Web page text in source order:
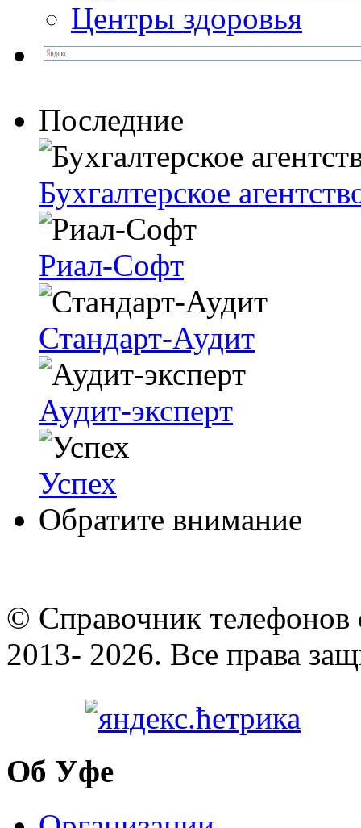
Центры здоровья
Последние
Бухгалтерское
Риал-Софт
Стандарт-Аудит
Аудит-эксперт
Успех
Обратите внимание
© Cправочник телефонов
2013- 2026. Все права
Об Уфе